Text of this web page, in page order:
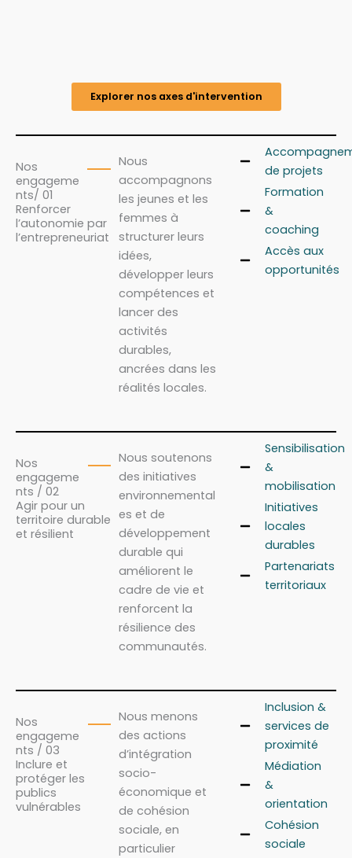
Explorer nos axes d'intervention
Nos
engageme
nts/ 01
Renforcer
l’autonomie par
l’entrepreneuriat
Nous
accompagnons
les jeunes et les
femmes à
structurer leurs
idées,
développer leurs
compétences et
lancer des
activités
durables,
ancrées dans les
réalités locales.
de projets
Formation
&
coaching
Accès aux
opportunités
Nos
engageme
nts / 02
Agir pour un
territoire durable
et résilient
Nous soutenons
des initiatives
environnemental
es et de
développement
durable qui
améliorent le
cadre de vie et
renforcent la
résilience des
communautés.
Sensibilisation
&
mobilisation
Initiatives
locales
durables
Partenariats
territoriaux
Nos
engageme
nts / 03
Inclure et
protéger les
publics
vulnérables
Nous menons
des actions
d’intégration
socio-
économique et
de cohésion
sociale, en
particulier
Inclusion &
services de
proximité
Médiation
&
orientation
Cohésion
sociale